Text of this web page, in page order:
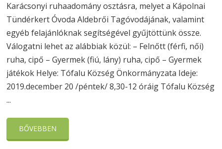
Karácsonyi ruhaadomány osztásra, melyet a Kápolnai
Tündérkert Óvoda Aldebrői Tagóvodájának, valamint
egyéb felajánlóknak segítségével gyűjtöttünk össze.
Válogatni lehet az alábbiak közül: – Felnőtt (férfi, női)
ruha, cipő – Gyermek (fiú, lány) ruha, cipő – Gyermek
játékok Helye: Tófalu Község Önkormányzata Ideje:
2019.december 20 /péntek/ 8,30-12 óráig Tófalu Község
...
BŐVEBBEN